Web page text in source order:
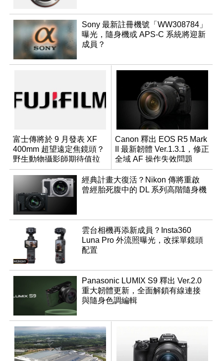
Sony 最新註冊機號「WW308784」
曝光，隨身機或 APS-C 系統將迎新
成員？
富士傳將於 9 月發表 XF
400mm 超望遠定焦鏡頭？
野生動物攝影師期待值拉
滿
Canon 釋出 EOS R5 Mark
II 最新韌體 Ver.1.3.1，修正
全域 AF 操作失效問題
經典計畫大復活？Nikon 傳將重啟
曾經胎死腹中的 DL 系列高階隨身機
雲台相機再添新成員？Insta360
Luna Pro 外流照曝光，改採單鏡頭
配置
Panasonic LUMIX S9 釋出 Ver.2.0
重大韌體更新，全面解鎖有線連接
與隨身色調編輯